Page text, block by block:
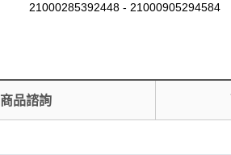
21000285392448 - 21000905294584
商品諮詢